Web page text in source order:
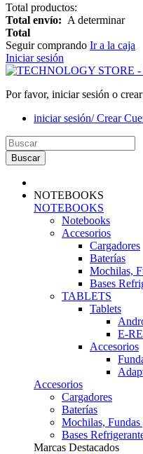
Total productos:
Total envío: A determinar
Total
Seguir comprando Ir a la caja
Iniciar sesión
Por favor, iniciar sesión o
iniciar sesión/ Crear
Buscar
NOTEBOOKS
NOTEBOOKS
Notebooks
Accesorios
Cargadores
Baterías
Mochilas,
Bases
TABLETS
Tablets
E-
Accesorios
Accesorios
Cargadores
Baterías
Mochilas,
Bases
Marcas Destacados